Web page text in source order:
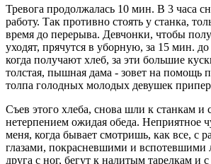
Тревога продолжалась 10 мин. В 3 часа
работу. Так противно стоять у станка,
время до перерыва. Девчонки, чтобы
уходят, прячутся в уборную, за 15 мин.
когда получают хлеб, за эти большие
толстая, пышная дама - зовет на помощь
толпа голодных молодых девушек
Съев этого хлеба, снова шли к станкам и
нетерпением ожидая обеда. Неприятное
меня, когда бывает смотришь, как все, с
глазами, покрасневшими и вспотевшими
друга с ног, бегут к налитым тарелкам и